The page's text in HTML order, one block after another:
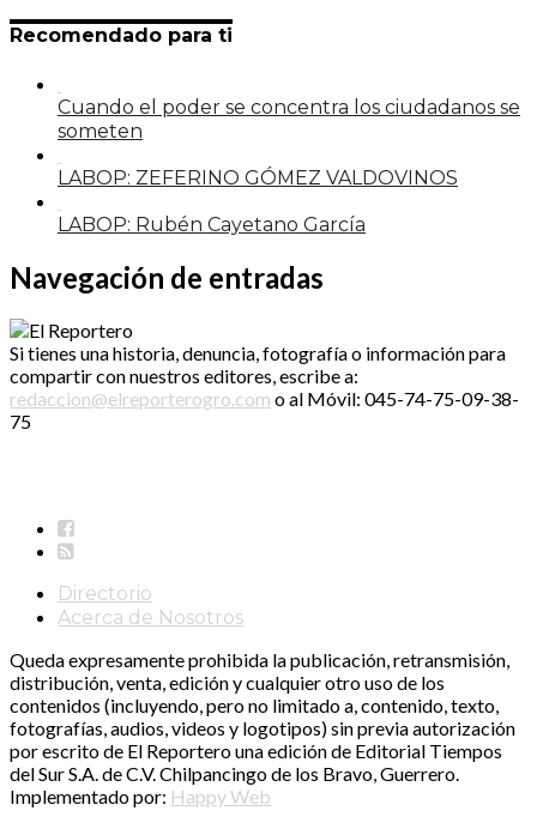
Recomendado para ti
Cuando el poder se concentra los ciudadanos se
someten
LABOP: ZEFERINO GÓMEZ VALDOVINOS
LABOP: Rubén Cayetano García
Navegación de entradas
Si tienes una historia, denuncia, fotografía o información para
compartir con nuestros editores, escribe a:
redaccion@elreporterogro.com o al Móvil: 045-74-75-09-38-
75
Directorio
Acerca de Nosotros
Queda expresamente prohibida la publicación, retransmisión,
distribución, venta, edición y cualquier otro uso de los
contenidos (incluyendo, pero no limitado a, contenido, texto,
fotografías, audios, videos y logotipos) sin previa autorización
por escrito de El Reportero una edición de Editorial Tiempos
del Sur S.A. de C.V. Chilpancingo de los Bravo, Guerrero.
Implementado por: Happy Web